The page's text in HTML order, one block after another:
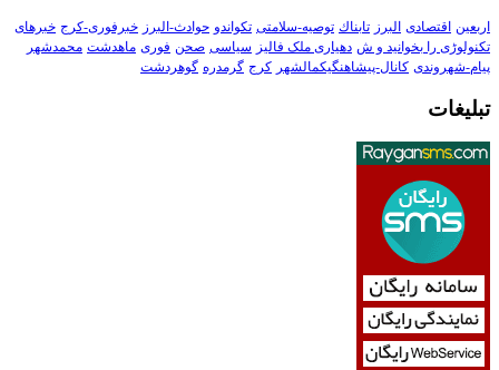
اربعین اقتصادی البرز تابناك توصیه-سلامتی تکواندو حوادث-البرز خبرفوری-کرج خبرهای
تکنولوڑی را بخوانید و ش دهیاری ملک فالیز سیاسی صحن فوری ماهدشت محمدشهر
پیام-شهروندی کانال-پیشاهنگیکمالشهر کرج گرمدره گوهردشت
تبلیغات